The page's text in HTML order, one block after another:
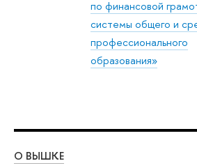
по финансовой
системы общего и
профессионального
образования»
О ВЫШКЕ